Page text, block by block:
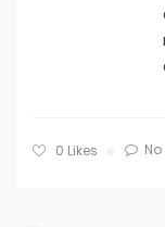
0 Likes